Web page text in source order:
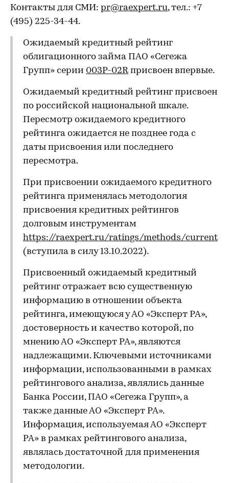
Контакты для СМИ: pr@raexpert.ru, тел.: +7
(495) 225-34-44.
Ожидаемый кредитный рейтинг
облигационного займа ПАО «Сегежа
Групп» серии 003P-02R присвоен впервые.
Ожидаемый кредитный рейтинг присвоен
по российской национальной шкале.
Пересмотр ожидаемого кредитного
рейтинга ожидается не позднее года с
даты присвоения или последнего
пересмотра.
При присвоении ожидаемого кредитного
рейтинга применялась методология
присвоения кредитных рейтингов
долговым инструментам
https://raexpert.ru/ratings/methods/current
(вступила в силу 13.10.2022).
Присвоенный ожидаемый кредитный
рейтинг отражает всю существенную
информацию в отношении объекта
рейтинга, имеющуюся у АО «Эксперт РА»,
достоверность и качество которой, по
мнению АО «Эксперт РА», являются
надлежащими. Ключевыми источниками
информации, использованными в рамках
рейтингового анализа, являлись данные
Банка России, ПАО «Сегежа Групп», а
также данные АО «Эксперт РА».
Информация, используемая АО «Эксперт
РА» в рамках рейтингового анализа,
являлась достаточной для применения
методологии.